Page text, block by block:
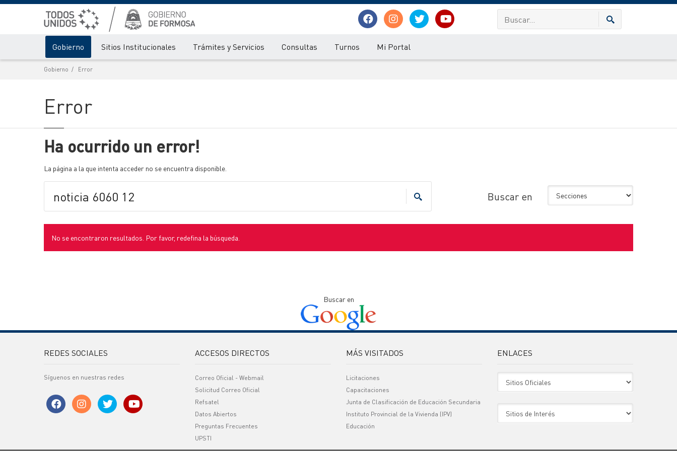
Gobierno Sitios Institucionales Trámites y Servicios Consultas Turnos Mi Portal
Gobierno Error
Error
Ha ocurrido un error!
La página a la que intenta acceder no se encuentra disponible.
Buscar en
No se encontraron resultados. Por favor, redefina la búsqueda.
Buscar en
REDES SOCIALES
Síguenos en nuestras redes
ACCESOS DIRECTOS
Correo Oficial - Webmail
Solicitud Correo Oficial
Refsatel
Datos Abiertos
Preguntas Frecuentes
UPSTI
MÁS VISITADOS
Licitaciones
Capacitaciones
Junta de Clasificación de Educación Secundaria
Instituto Provincial de la Vivienda (IPV)
Educación
ENLACES